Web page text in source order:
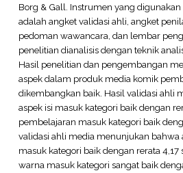
Borg & Gall. Instrumen yang
adalah angket validasi ahli, angket
pedoman wawancara, dan lembar
penelitian dianalisis dengan teknik
Hasil penelitian dan pengembangan
aspek dalam produk media komik
dikembangkan baik. Hasil validasi ahli
aspek isi masuk kategori baik dengan
pembelajaran masuk kategori baik
validasi ahli media menunjukan bahwa
masuk kategori baik dengan rerata 4,17
warna masuk kategori sangat baik